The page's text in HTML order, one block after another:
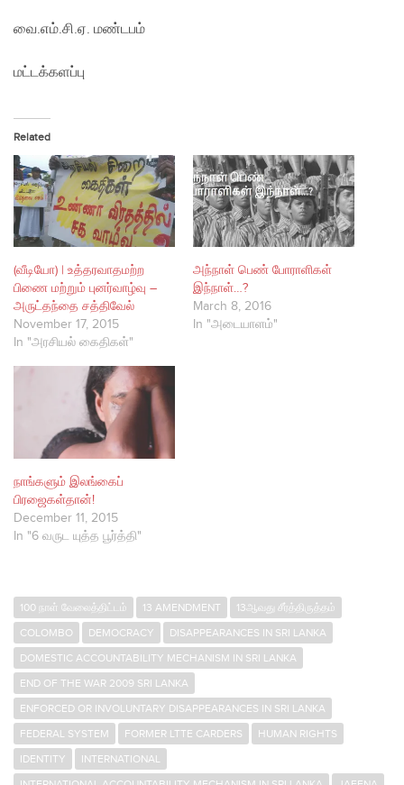
வை.எம்.சி.ஏ. மண்டபம்
மட்டக்களப்பு
Related
(வீடியோ) | உத்தரவாதமற்ற
பிணை மற்றும் புனர்வாழ்வு –
அருட்தந்தை சத்திவேல்
November 17, 2015
In "அரசியல் கைதிகள்"
அந்நாள் பெண் போராளிகள்
இந்நாள்…?
March 8, 2016
In "அடையாளம்"
நாங்களும் இலங்கைப்
பிரஜைகள்தான்!
December 11, 2015
In "6 வருட யுத்த பூர்த்தி"
100 நாள் வேலைத்திட்டம் 13 AMENDMENT
13ஆவது சீர்த்திருத்தம்
COLOMBO
DEMOCRACY
DISAPPEARANCES IN SRI LANKA
DOMESTIC ACCOUNTABILITY MECHANISM IN SRI LANKA
END OF THE WAR 2009 SRI LANKA
ENFORCED OR INVOLUNTARY DISAPPEARANCES IN SRI LANKA
FEDERAL SYSTEM
FORMER LTTE CARDERS
HUMAN RIGHTS
IDENTITY
INTERNATIONAL